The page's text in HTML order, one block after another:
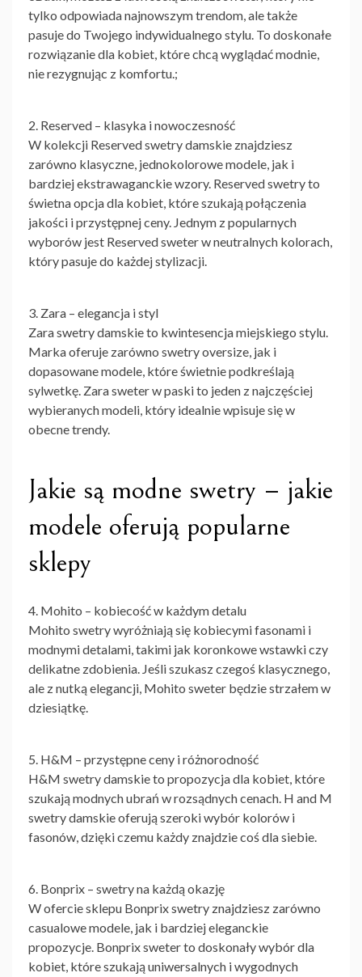
tylko odpowiada najnowszym trendom, ale także
pasuje do Twojego indywidualnego stylu. To doskonałe
rozwiązanie dla kobiet, które chcą wyglądać modnie,
nie rezygnując z komfortu.;
2. Reserved – klasyka i nowoczesność
W kolekcji Reserved swetry damskie znajdziesz
zarówno klasyczne, jednokolorowe modele, jak i
bardziej ekstrawaganckie wzory. Reserved swetry to
świetna opcja dla kobiet, które szukają połączenia
jakości i przystępnej ceny. Jednym z popularnych
wyborów jest Reserved sweter w neutralnych kolorach,
który pasuje do każdej stylizacji.
3. Zara – elegancja i styl
Zara swetry damskie to kwintesencja miejskiego stylu.
Marka oferuje zarówno swetry oversize, jak i
dopasowane modele, które świetnie podkreślają
sylwetkę. Zara sweter w paski to jeden z najczęściej
wybieranych modeli, który idealnie wpisuje się w
obecne trendy.
Jakie są modne swetry – jakie
modele oferują popularne
sklepy
4. Mohito – kobiecość w każdym detalu
Mohito swetry wyróżniają się kobiecymi fasonami i
modnymi detalami, takimi jak koronkowe wstawki czy
delikatne zdobienia. Jeśli szukasz czegoś klasycznego,
ale z nutką elegancji, Mohito sweter będzie strzałem w
dziesiątkę.
5. H&M – przystępne ceny i różnorodność
H&M swetry damskie to propozycja dla kobiet, które
szukają modnych ubrań w rozsądnych cenach. H and M
swetry damskie oferują szeroki wybór kolorów i
fasonów, dzięki czemu każdy znajdzie coś dla siebie.
6. Bonprix – swetry na każdą okazję
W ofercie sklepu Bonprix swetry znajdziesz zarówno
casualowe modele, jak i bardziej eleganckie
propozycje. Bonprix sweter to doskonały wybór dla
kobiet, które szukają uniwersalnych i wygodnych